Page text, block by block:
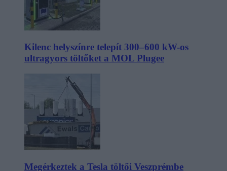
Kilenc helyszínre telepít 300–600 kW-os
ultragyors töltőket a MOL Plugee
Megérkeztek a Tesla töltői Veszprémbe